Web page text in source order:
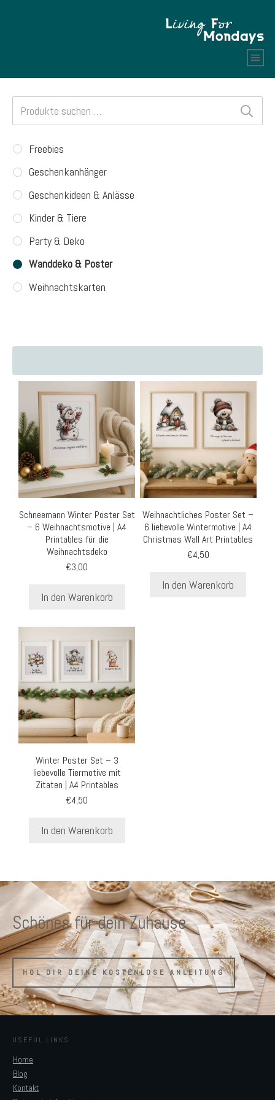
Schneemann Winter Poster Set
– 6 Weihnachtsmotive | A4
Printables für die
Weihnachtsdeko
€3,00
In den Warenkorb
Weihnachtliches Poster Set –
6 liebevolle Wintermotive | A4
Christmas Wall Art Printables
€4,50
In den Warenkorb
Winter Poster Set – 3
liebevolle Tiermotive mit
Zitaten | A4 Printables
€4,50
In den Warenkorb
Suchen
nach:
Freebies
Geschenkanhänger
Geschenkideen & Anlässe
Kinder & Tiere
Party & Deko
Wanddeko & Poster
Weihnachtskarten
Schönes für dein Zuhause
HOL DIR DEINE KOSTENLOSE ANLEITUNG
USEFUL LINKS
Home
Blog
Kontakt